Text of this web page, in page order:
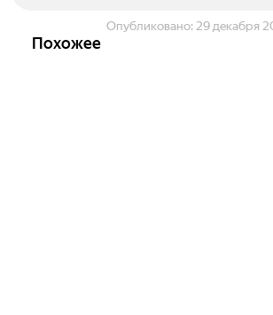
Опубликовано: 29 декабря
Похожее